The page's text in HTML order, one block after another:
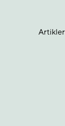
Artikler